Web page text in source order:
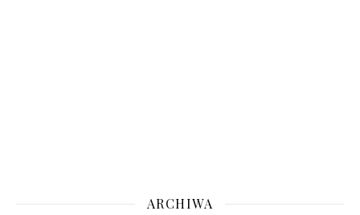
ARCHIWA